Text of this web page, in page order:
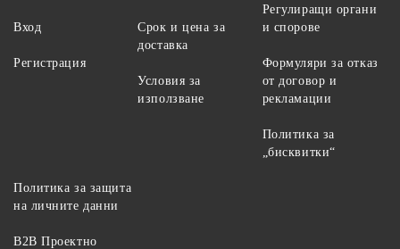
Вход
Регистрация
Срок и цена за
доставка
Условия за
използване
Регулиращи органи
и спорове
Формуляри за отказ
от договор и
рекламации
Политика за
„бисквитки“
Политика за защита
на личните данни
B2B Проектно